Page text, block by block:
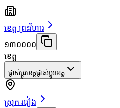
ខេត្ត ព្រះវិហារ
១៣០០០០
ខេត្ត
ផ្លាស់ប្តូរខេត្តផ្លាស់ប្តូរខេត្ត
ស្រុក រវៀង